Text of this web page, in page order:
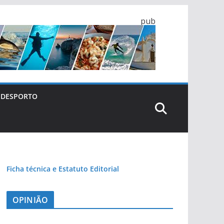
pub
DESPORTO
Ficha técnica e Estatuto Editorial
OPINIÃO